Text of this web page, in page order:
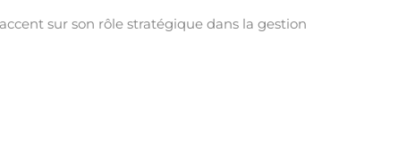
sur son rôle stratégique dans la gestion